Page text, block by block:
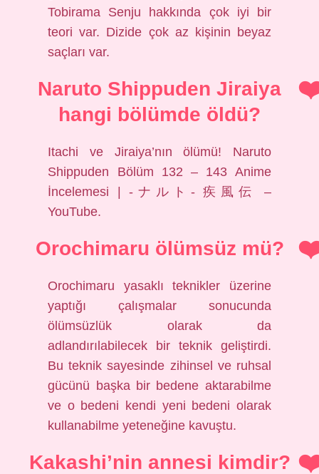
Tobirama Senju hakkında çok iyi bir
teori var. Dizide çok az kişinin beyaz
saçları var.
Naruto Shippuden Jiraiya
hangi bölümde öldü?
Itachi ve Jiraiya’nın ölümü! Naruto
Shippuden Bölüm 132 – 143 Anime
İncelemesi | -ナルト- 疾風伝 –
YouTube.
Orochimaru ölümsüz mü?
Orochimaru yasaklı teknikler üzerine
yaptığı çalışmalar sonucunda
ölümsüzlük olarak da
adlandırılabilecek bir teknik geliştirdi.
Bu teknik sayesinde zihinsel ve ruhsal
gücünü başka bir bedene aktarabilme
ve o bedeni kendi yeni bedeni olarak
kullanabilme yeteneğine kavuştu.
Kakashi’nin annesi kimdir?